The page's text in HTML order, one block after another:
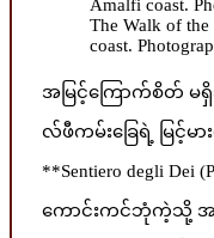
The Walk of
coast.
အမြင့်ကြောက်စိတ်
လ်ဖီကမ်းခြေရဲ့ မြင့်မ
**Sentiero degli Dei
ကောင်းကင်ဘုံကဲ့သို့ အ